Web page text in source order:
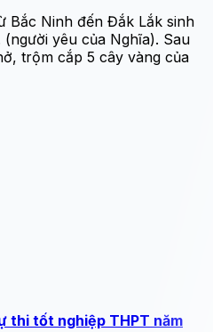
Bắc Ninh đến Đắk Lắk sinh
yêu của Nghĩa). Sau
trộm cắp 5 cây vàng của
thi tốt nghiệp THPT năm